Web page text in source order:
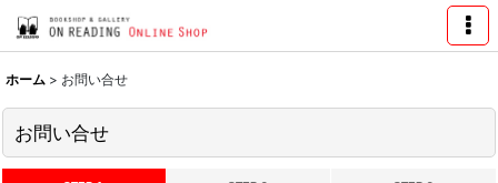
ホーム > お問い合せ
お問い合せ